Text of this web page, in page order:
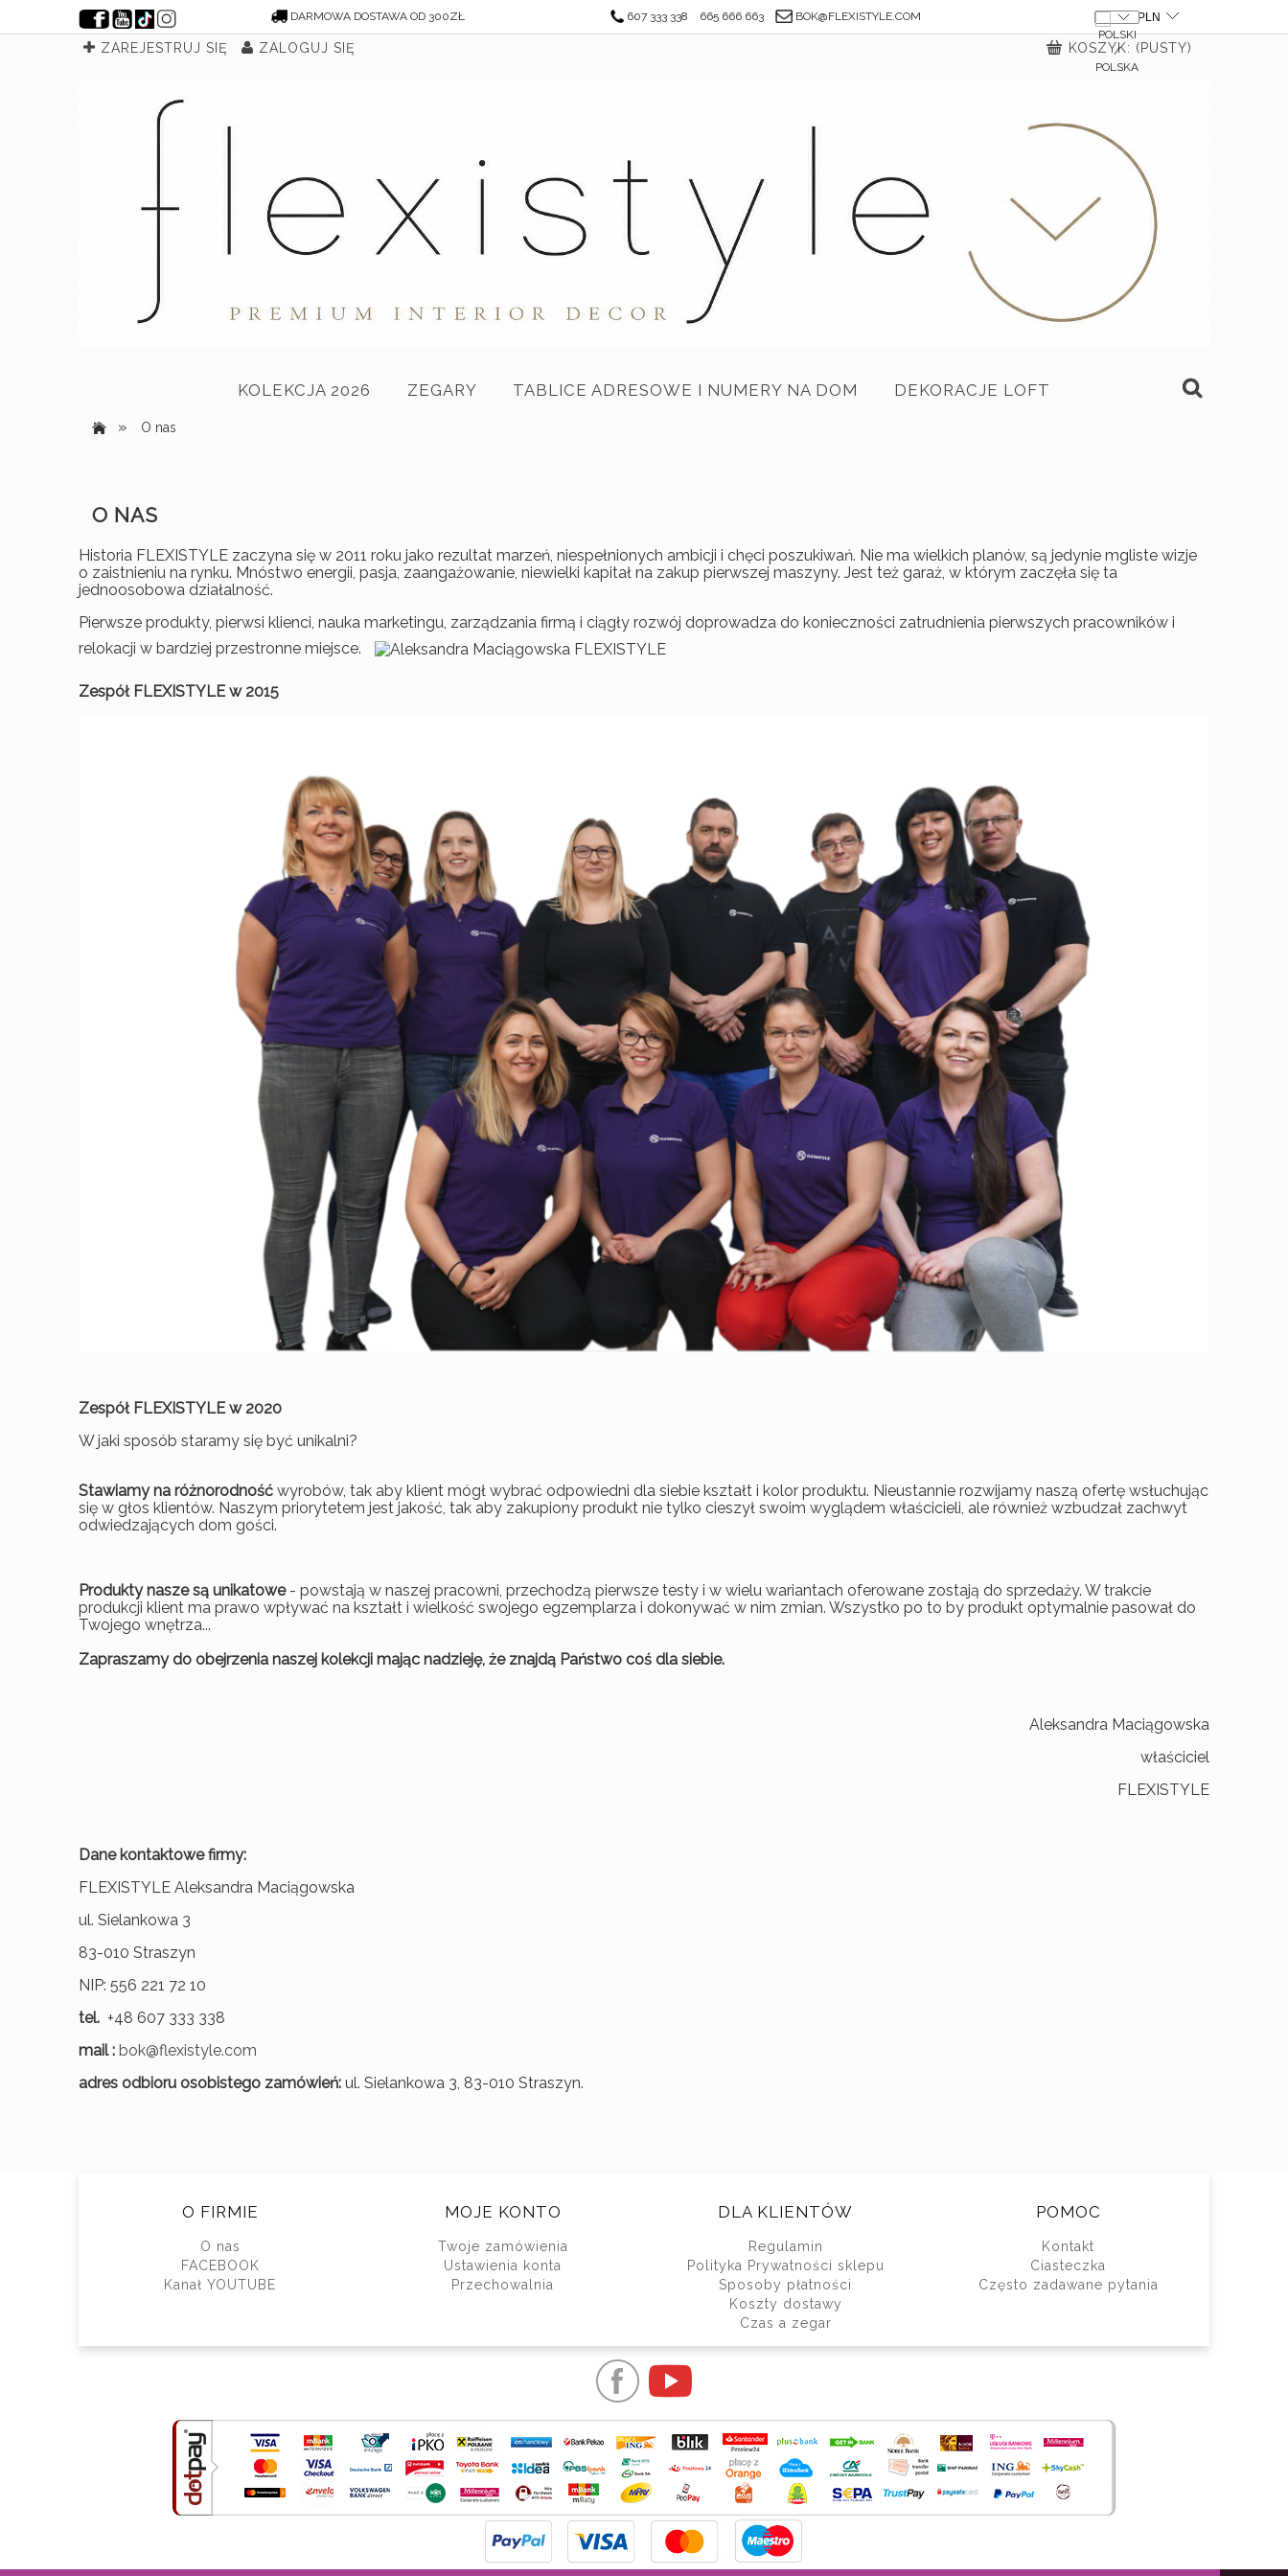
DARMOWA DOSTAWA OD 300ZŁ 607 333 338 665 666 663 BOK@FLEXISTYLE.COM
ZAREJESTRUJ SIĘ ZALOGUJ SIĘ KOSZYK: (PUSTY)
KOLEKCJA 2026 ZEGARY TABLICE ADRESOWE I NUMERY NA DOM DEKORACJE LOFT
» O nas
O NAS
Historia FLEXISTYLE zaczyna się w 2011 roku jako rezultat marzeń, niespełnionych ambicji i chęci poszukiwań. Nie ma wielkich planów, są jedynie mgliste wizje
o zaistnieniu na rynku. Mnóstwo energii, pasja, zaangażowanie, niewielki kapitał na zakup pierwszej maszyny. Jest też garaż, w którym zaczęła się ta
jednoosobowa działalność.
Pierwsze produkty, pierwsi klienci, nauka marketingu, zarządzania firmą i ciągły rozwój doprowadza do konieczności zatrudnienia pierwszych pracowników i
relokacji w bardziej przestronne miejsce.
Zespół FLEXISTYLE w 2015
Zespół FLEXISTYLE w 2020
W jaki sposób staramy się być unikalni?
Stawiamy na różnorodność wyrobów, tak aby klient mógł wybrać odpowiedni dla siebie kształt i kolor produktu. Nieustannie rozwijamy naszą ofertę wsłuchując
się w głos klientów. Naszym priorytetem jest jakość, tak aby zakupiony produkt nie tylko cieszył swoim wyglądem właścicieli, ale również wzbudzał zachwyt
odwiedzających dom gości.
Produkty nasze są unikatowe- powstają w naszej pracowni, przechodzą pierwsze testy i w wielu wariantach oferowane zostają do sprzedaży. W trakcie
produkcji klient ma prawo wpływać na kształt i wielkość swojego egzemplarza i dokonywać w nim zmian. Wszystko po to by produkt optymalnie pasował do
Twojego wnętrza...
Zapraszamy do obejrzenia naszej kolekcji mając nadzieję, że znajdą Państwo coś dla siebie.
Aleksandra Maciągowska
właściciel
FLEXISTYLE
Dane kontaktowe firmy:
FLEXISTYLE Aleksandra Maciągowska
ul. Sielankowa 3
83-010 Straszyn
NIP: 556 221 72 10
tel. +48 607 333 338
mail : bok@flexistyle.com
adres odbioru osobistego zamówień: ul. Sielankowa 3, 83-010 Straszyn.
O FIRMIE
O nas
FACEBOOK
Kanał YOUTUBE
MOJE KONTO
Twoje zamówienia
Ustawienia konta
Przechowalnia
DLA KLIENTÓW
Regulamin
Polityka Prywatności sklepu
Sposoby płatności
Koszty dostawy
Czas a zegar
POMOC
Kontakt
Ciasteczka
Często zadawane pytania